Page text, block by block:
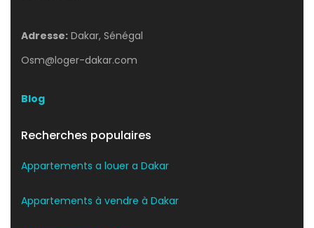
Adresse: Dakar, Sénégal
Osm@loger-dakar.com
Blog
Recherches populaires
Appartements a louer a Dakar
Appartements à vendre à Dakar